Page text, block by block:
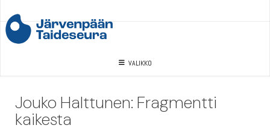
to
content
VALIKKO
Jouko Halttunen: Fragmentti
kaikesta